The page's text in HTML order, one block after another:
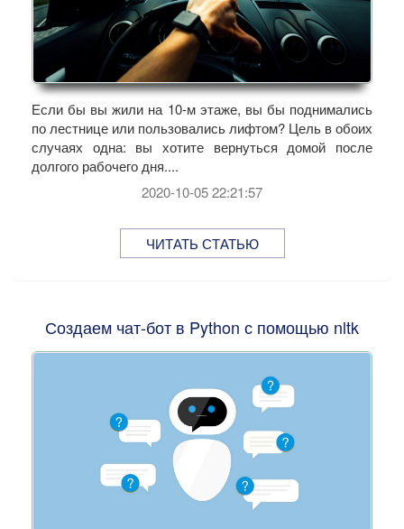
Если бы вы жили на 10-м этаже, вы бы поднимались
по лестнице или пользовались лифтом? Цель в обоих
случаях одна: вы хотите вернуться домой после
долгого рабочего дня....
2020-10-05 22:21:57
ЧИТАТЬ СТАТЬЮ
Создаем чат-бот в Python с помощью nltk